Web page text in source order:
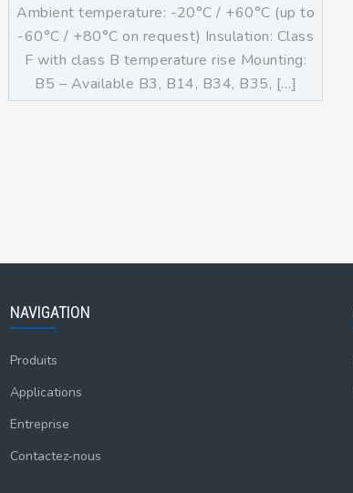
Ambient temperature: -20°C / +60°C (up to
-60°C / +80°C on request) Insulation: Class
F with class B temperature rise Mounting:
B5 – Available B3, B14, B34, B35, […]
NAVIGATION
Produits
Applications
Entreprise
Contactez-nous